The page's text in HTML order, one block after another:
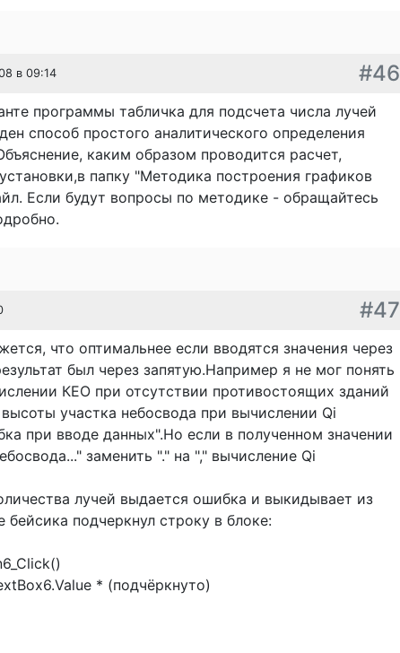
в 09:14 #46
программы табличка для подсчета числа лучей
способ простого аналитического определения
каким образом проводится расчет,
папку "Методика построения графиков
Если будут вопросы по методике - обращайтесь
#47
что оптимальнее если вводятся значения через
был через запятую.Например я не мог понять
КЕО при отсутствии противостоящих зданий
участка небосвода при вычислении Qi
при вводе данных".Но если в полученном значении
заменить "." на "," вычисление Qi
лучей выдается ошибка и выкидывает из
подчеркнул строку в блоке:
* (подчёркнуто)